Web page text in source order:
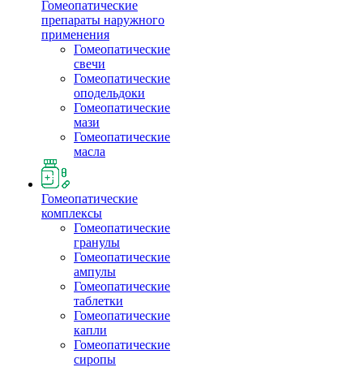
Гомеопатические
препараты наружного
применения
Гомеопатические
свечи
Гомеопатические
оподельдоки
Гомеопатические
мази
Гомеопатические
масла
Гомеопатические
комплексы
Гомеопатические
гранулы
Гомеопатические
ампулы
Гомеопатические
таблетки
Гомеопатические
капли
Гомеопатические
сиропы